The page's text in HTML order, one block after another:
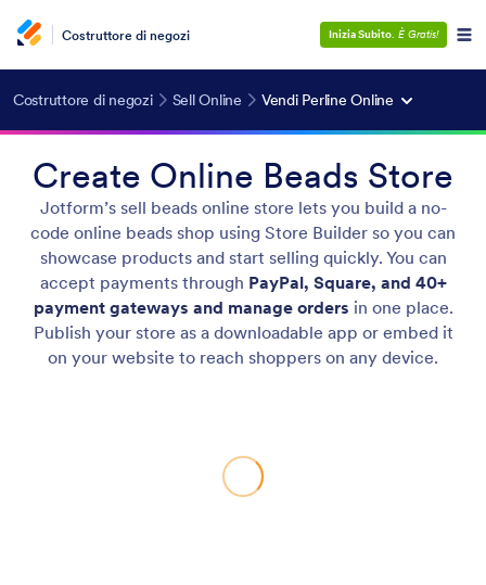
Costruttore di negozi Inizia Subito. È Gratis!
Costruttore di negozi Sell Online Vendi Perline Online
Create Online Beads Store
Jotform’s sell beads online store lets you build a no-
code online beads shop using Store Builder so you can
showcase products and start selling quickly. You can
accept payments through PayPal, Square, and 40+
payment gateways and manage orders in one place.
Publish your store as a downloadable app or embed it
on your website to reach shoppers on any device.